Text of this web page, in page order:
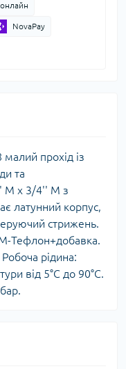
NovaPay
прохід із
та
M x 3/4'' M з
латунний корпус,
стрижень.
Тефлон+добавка.
рідина:
від 5°C до 90°C.